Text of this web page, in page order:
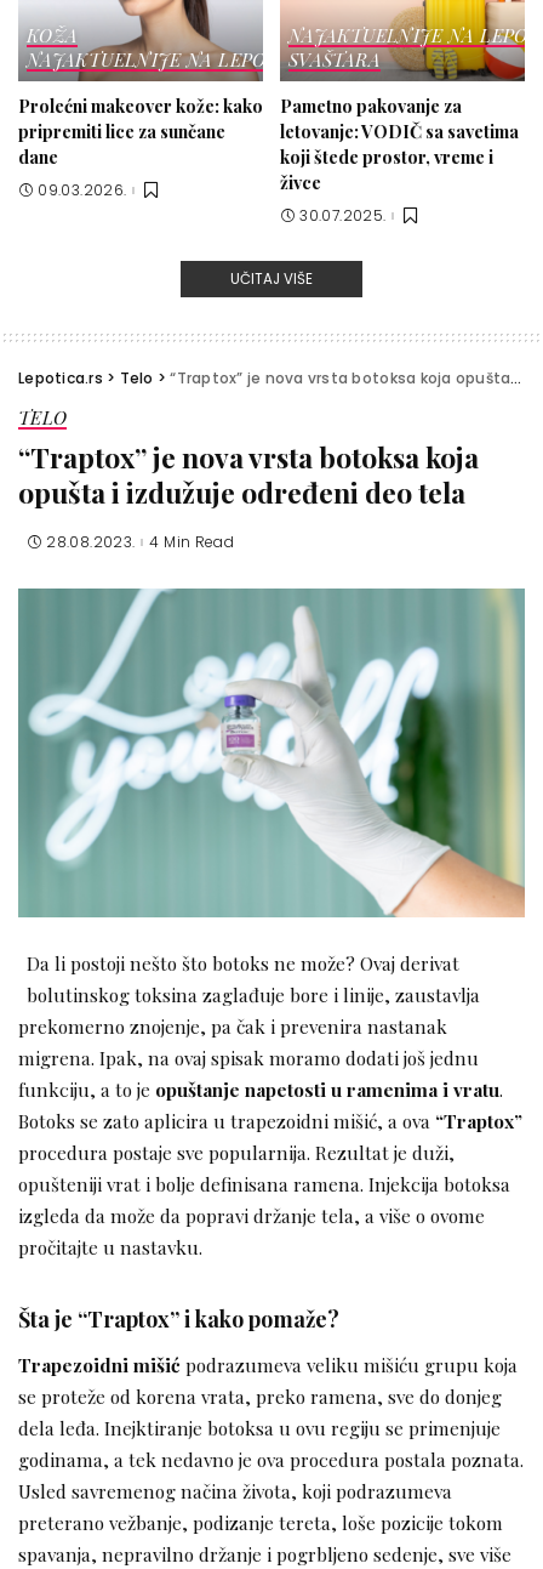
KOŽA
NAJAKTUELNIJE NA LEPOTICI
Prolećni makeover kože: kako
pripremiti lice za sunčane
dane
09.03.2026.
NAJAKTUELNIJE NA
SVAŠTARA
Pametno pakovanje za
letovanje: VODIČ sa savetima
koji štede prostor, vreme i
živce
30.07.2025.
UČITAJ VIŠE
Lepotica.rs > Telo >“Traptox” je nova vrsta botoksa koja opušta i izdužuje određeni deo tela
TELO
“Traptox” je nova vrsta botoksa koja
opušta i izdužuje određeni deo tela
28.08.2023. 4 Min Read
Da li postoji nešto što botoks ne može? Ovaj derivat
bolutinskog toksina zaglađuje bore i linije, zaustavlja
prekomerno znojenje, pa čak i prevenira nastanak
migrena. Ipak, na ovaj spisak moramo dodati još jednu
funkciju, a to je opuštanje napetosti u ramenima i vratu.
Botoks se zato aplicira u trapezoidni mišić, a ova “Traptox”
procedura postaje sve popularnija. Rezultat je duži,
opušteniji vrat i bolje definisana ramena. Injekcija botoksa
izgleda da može da popravi držanje tela, a više o ovome
pročitajte u nastavku.
Šta je “Traptox” i kako pomaže?
Trapezoidni mišić podrazumeva veliku mišiću grupu koja
se proteže od korena vrata, preko ramena, sve do donjeg
dela leđa. Inejktiranje botoksa u ovu regiju se primenjuje
godinama, a tek nedavno je ova procedura postala poznata.
Usled savremenog načina života, koji podrazumeva
preterano vežbanje, podizanje tereta, loše pozicije tokom
spavanja, nepravilno držanje i pogrbljeno sedenje, sve više